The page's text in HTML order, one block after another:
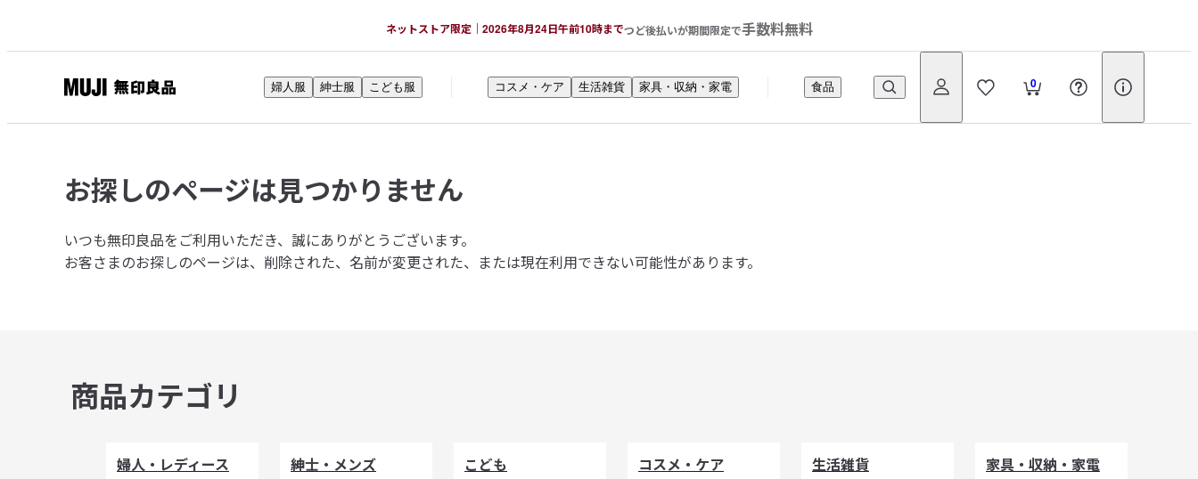
ネットストア限定｜2026年8月24日午前10時までつど後払いが期間限定で手数料無料
印
品
ネ
ト
ス
0
婦人服 紳士服 こども服 コスメ・ケア 生活雑貨 家具・収納・家電 食品
お探しのページは見つかりません
いつも無印良品をご利用いただき、誠にありがとうございます。
お客さまのお探しのページは、削除された、名前が変更された、または現在利用できない可能性があります。
商品カテゴリ
婦人・レディース 紳士・メンズ こども コスメ・ケア 生活雑貨 家具・収納・家電